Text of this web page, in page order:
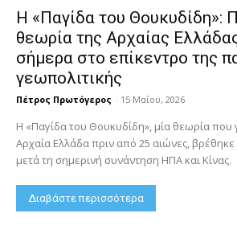
Η «Παγίδα του Θουκυδίδη»:
θεωρία της Αρχαίας
σήμερα στο επίκεντρο της
γεωπολιτικής
Πέτρος Πρωτόγερος - 15 Μαΐου, 2026
Η «Παγίδα του Θουκυδίδη», μία θεωρία που
Αρχαία Ελλάδα πριν από 25 αιώνες, βρέθηκε
μετά τη σημερινή συνάντηση ΗΠΑ και Κίνας.
Διαβάστε περισσότερα